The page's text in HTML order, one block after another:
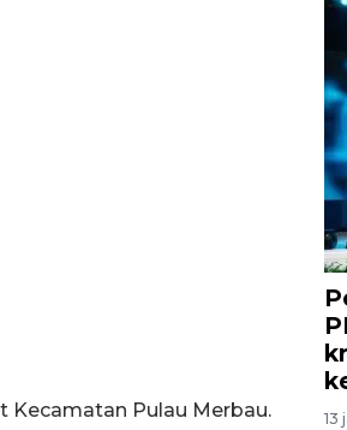
Kecamatan Pulau Merbau.
13